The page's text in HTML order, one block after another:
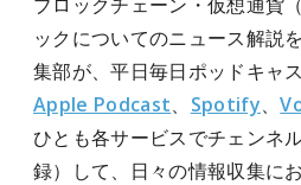
ックについてのニュース解説
集部が、平日毎日ポッドキャ
Apple Podcast、 Spotify、
ひとも各サービスでチェンネ
録）して、日々の情報収集に